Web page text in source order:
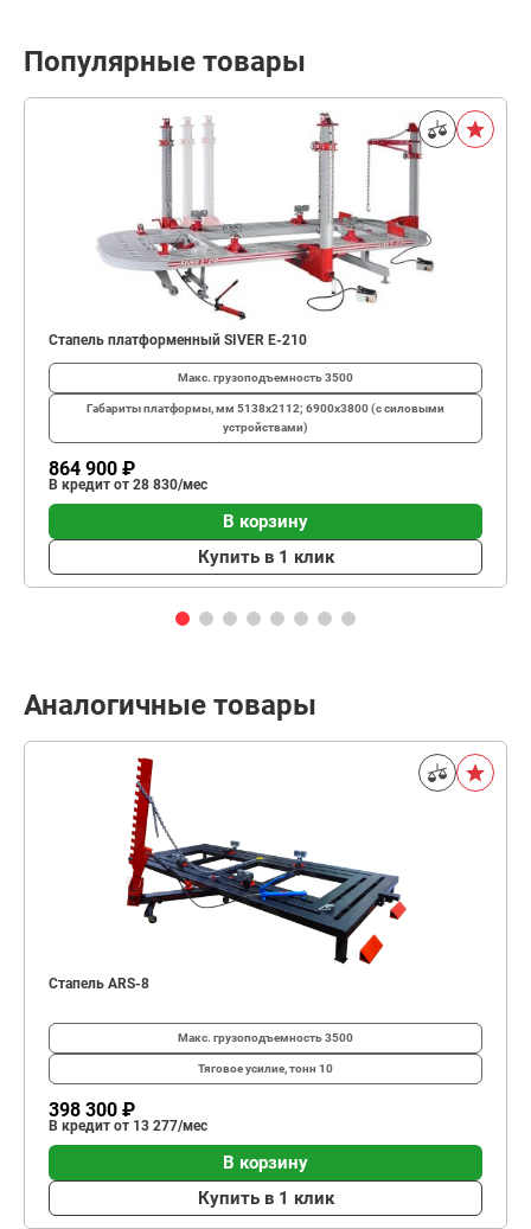
Популярные товары
Стапель платформенный SIVER E-210
Макс. грузоподъемность3500
Габариты платформы, мм 5138х2112; 6900х3800 (с силовыми
устройствами)
864 900 ₽
В кредит от 28 830/мес
В корзину
Купить в 1 клик
Аналогичные товары
Стапель ARS-8
Макс. грузоподъемность3500
Тяговое усилие, тонн 10
398 300 ₽
В кредит от 13 277/мес
В корзину
Купить в 1 клик